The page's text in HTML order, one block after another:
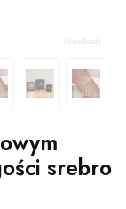
srebro